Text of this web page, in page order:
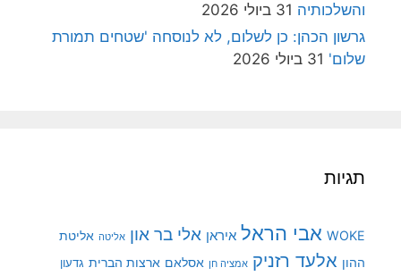
והשלכותיה 31 ביולי 2026
גרשון הכהן: כן לשלום, לא לנוסחה 'שטחים תמורת
שלום' 31 ביולי 2026
תגיות
WOKE אבי הראל איראן אלי בר און אליטה אליטת
ההון אלעד רזניק אמציה חן אסלאם ארצות הברית גדעון